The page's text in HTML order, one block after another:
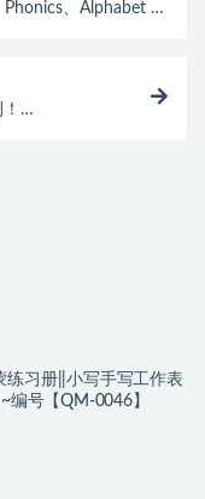
、Alphabet 工
练习册||小写手写工作表
~编号【QM-0046】